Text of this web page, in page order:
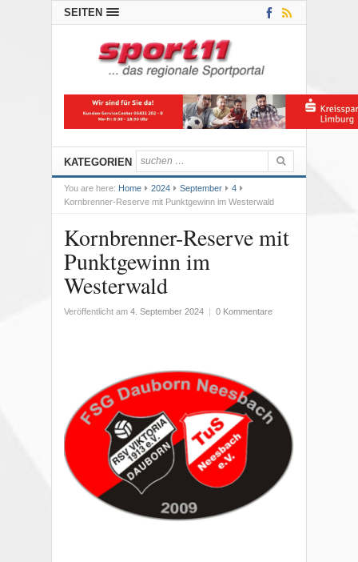
SEITEN
KATEGORIEN
You are here: Home 2024 September
4
Kornbrenner-Reserve mit Punktgewinn im Westerwald
Kornbrenner-Reserve mit
Punktgewinn im
Westerwald
Veröffentlicht am 4. September 2024 0 Kommentare